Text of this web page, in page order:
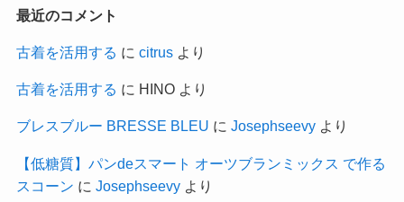
最近のコメント
古着を活用する に citrusより
古着を活用する に HINOより
ブレスブルー BRESSE BLEU に Josephseevyより
【低糖質】パンdeスマート オーツブランミックス で作る
スコーン に Josephseevyより